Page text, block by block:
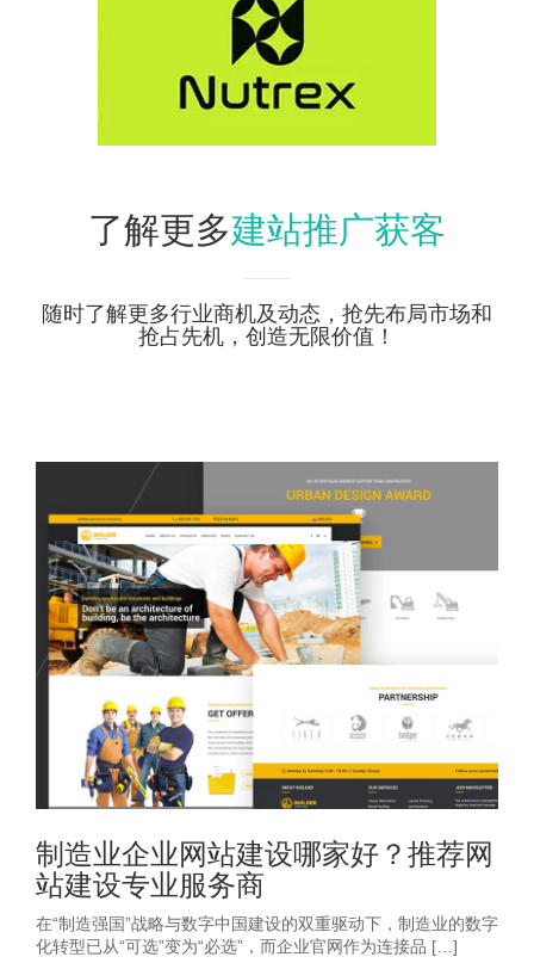
了解更多建站推广获客
随时了解更多行业商机及动态，抢先布局市场和
抢占先机，创造无限价值！
制造业企业网站建设哪家好？推荐网
站建设专业服务商
在“制造强国”战略与数字中国建设的双重驱动下，制造业的数字
化转型已从“可选”变为“必选”，而企业官网作为连接品 […]